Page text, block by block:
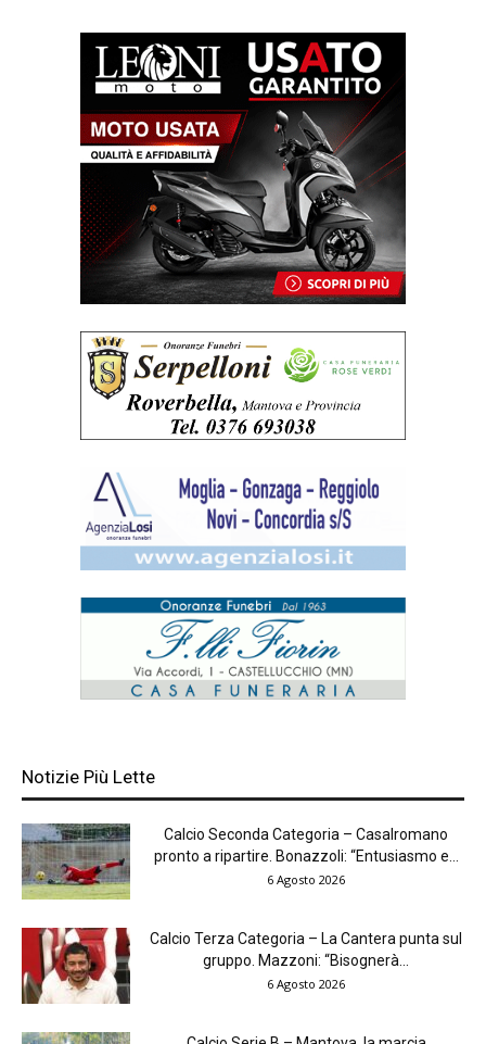
Notizie Più Lette
Calcio Seconda Categoria – Casalromano
pronto a ripartire. Bonazzoli: “Entusiasmo e...
6 Agosto 2026
Calcio Terza Categoria – La Cantera punta sul
gruppo. Mazzoni: “Bisognerà...
6 Agosto 2026